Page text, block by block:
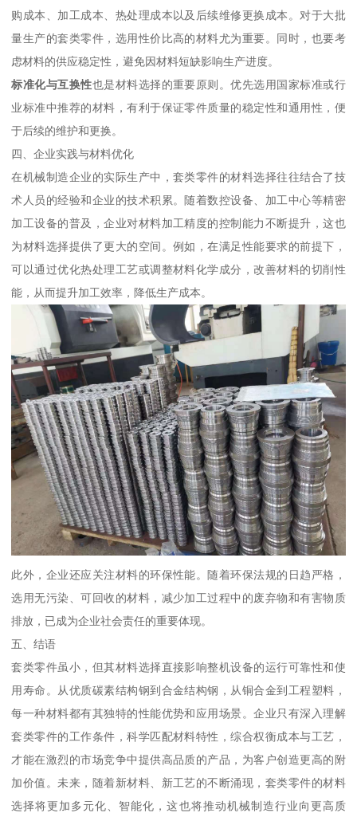
购成本、加工成本、热处理成本以及后续维修更换成本。对于大批
量生产的套类零件，选用性价比高的材料尤为重要。同时，也要考
虑材料的供应稳定性，避免因材料短缺影响生产进度。
标准化与互换性也是材料选择的重要原则。优先选用国家标准或行
业标准中推荐的材料，有利于保证零件质量的稳定性和通用性，便
于后续的维护和更换。
四、企业实践与材料优化
在机械制造企业的实际生产中，套类零件的材料选择往往结合了技
术人员的经验和企业的技术积累。随着数控设备、加工中心等精密
加工设备的普及，企业对材料加工精度的控制能力不断提升，这也
为材料选择提供了更大的空间。例如，在满足性能要求的前提下，
可以通过优化热处理工艺或调整材料化学成分，改善材料的切削性
能，从而提升加工效率，降低生产成本。
此外，企业还应关注材料的环保性能。随着环保法规的日趋严格，
选用无污染、可回收的材料，减少加工过程中的废弃物和有害物质
排放，已成为企业社会责任的重要体现。
五、结语
套类零件虽小，但其材料选择直接影响整机设备的运行可靠性和使
用寿命。从优质碳素结构钢到合金结构钢，从铜合金到工程塑料，
每一种材料都有其独特的性能优势和应用场景。企业只有深入理解
套类零件的工作条件，科学匹配材料特性，综合权衡成本与工艺，
才能在激烈的市场竞争中提供高品质的产品，为客户创造更高的附
加价值。未来，随着新材料、新工艺的不断涌现，套类零件的材料
选择将更加多元化、智能化，这也将推动机械制造行业向更高质